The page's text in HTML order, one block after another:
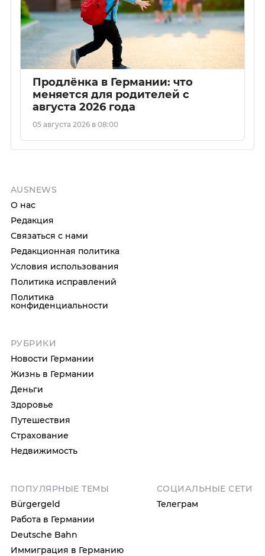
Продлёнка в Германии: что
меняется для родителей с
августа 2026 года
05 августа 2026 в 08:00
AUSNEWS
О нас
Редакция
Связаться с нами
Редакционная политика
Условия использования
Политика исправлений
Политика
конфиденциальности
РУБРИКИ
Новости Германии
Жизнь в Германии
Деньги
Здоровье
Путешествия
Страхование
Недвижимость
ПОПУЛЯРНЫЕ ТЕМЫ
Bürgergeld
Работа в Германии
Deutsche Bahn
Иммиграция в Германию
СОЦИАЛЬНЫЕ СЕТИ
Телеграм